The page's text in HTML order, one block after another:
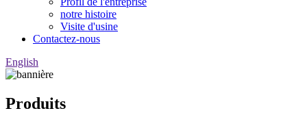
notre histoire
Visite d'usine
Contactez-nous
English
Produits